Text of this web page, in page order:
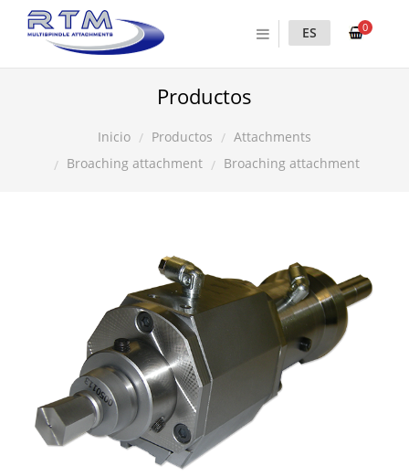
0
ES
Productos
Inicio Productos
Attachments
Broaching attachment
Broaching attachment